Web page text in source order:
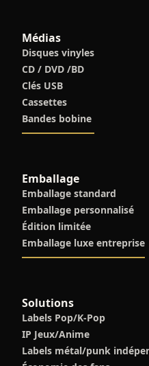
Médias
Disques vinyles
CD / DVD /BD
Clés USB
Cassettes
Bandes bobine
Emballage
Emballage standard
Emballage personnalisé
Édition limitée
Emballage luxe entreprise
Solutions
Labels Pop/K-Pop
IP Jeux/Anime
Labels métal/punk